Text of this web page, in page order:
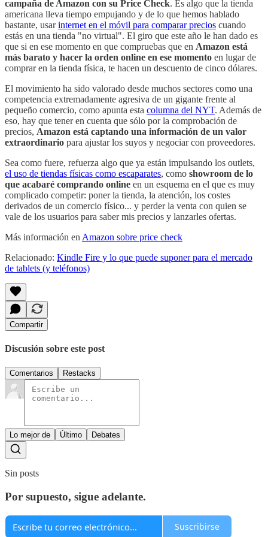
campaña de Amazon con su Price Check. Es algo que la tienda
americana lleva tiempo empujando y de lo que hemos hablado
bastante, usarinternet en el móvil para comparar precios cuando
estás en una tienda "no virtual". El giro que este año le han dado es
que si en ese momento en que compruebas que en Amazon está
más barato y hacer la orden online en ese momento en lugar de
comprar en la tienda física, te hacen un descuento de cinco dólares.
El movimiento ha sido valorado desde muchos sectores como una
competencia extremadamente agresiva de un gigante frente al
pequeño comercio, como apunta esta columna del NYT. Además de
eso, hay que tener en cuenta que sólo por la comprobación de
precios, Amazon está captando una información de un valor
extraordinario para ajustar los suyos y negociar con proveedores.
Sea como fuere, refuerza algo que ya están impulsando los outlets,
el uso de tiendas físicas como escaparates, como showroom de lo
que acabaré comprando online en un esquema en el que es muy
complicado competir: poner la tienda, la atención, los costes
derivados de un comercio físico... y perder la venta con quien se
vale de los usuarios para saber mis precios y lanzarles ofertas.
Más información en Amazon sobre price check
Relacionado: Kindle Fire y lo que puede suponer para el mercado
de tablets (y teléfonos)
Compartir
Discusión sobre este post
Comentarios Restacks
Lo mejor de Último Debates
Sin posts
Por supuesto, sigue adelante.
Suscribirse